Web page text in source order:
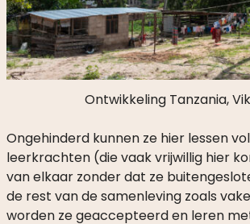
Ontwikkeling Tanzania,
leerkrachten (die vaak vrijwillig hier
van elkaar zonder dat ze
de rest van de samenleving zoals
worden ze geaccepteerd en leren met
en hun handicap te functioneren.